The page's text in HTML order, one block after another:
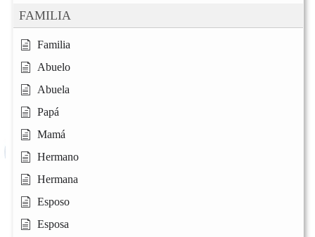
FAMILIA
Familia
Abuelo
Abuela
Papá
Mamá
Hermano
Hermana
Esposo
Esposa